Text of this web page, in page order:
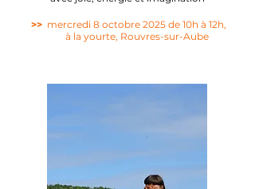
>> mercredi 8 octobre 2025 de 10h à 12h,
à la yourte, Rouvres-sur-Aube